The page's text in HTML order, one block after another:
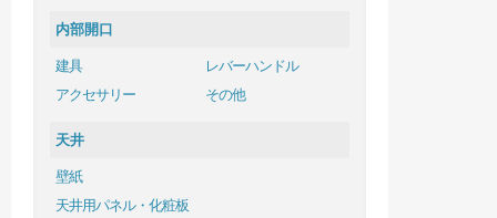
内部開口
建具
レバーハンドル
アクセサリー
その他
天井
壁紙
天井用パネル・化粧板